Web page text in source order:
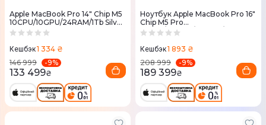
Apple MacBook Pro 14" Chip M5
10CPU/10GPU/24RAM/1Tb Silver
(MDE64) 2025
Кешбэк1 334 ₴
146 999
-9%
133 499₴
Ноутбук Apple MacBook Pro 16"
Chip M5 Pro
18CPU/20GPU/24RAM/1TB
Кешбэк1 893 ₴
208 999
-9%
189 399₴